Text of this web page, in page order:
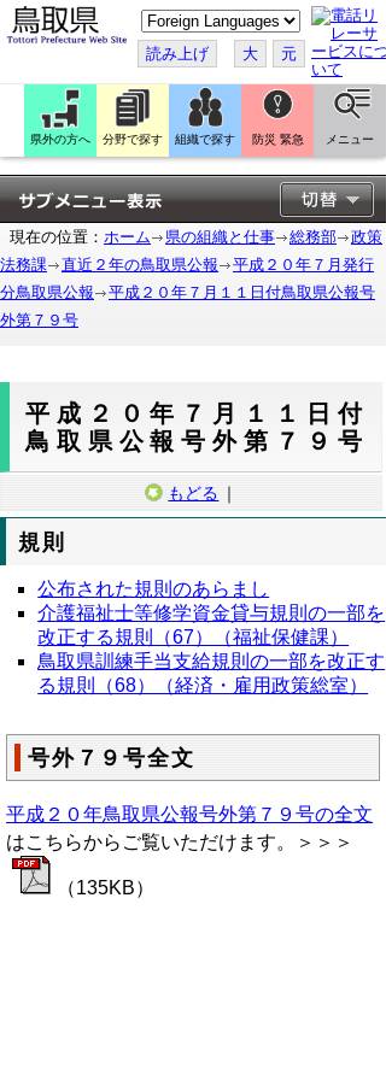
こ
の
ペ
ー
ジ
翻
訳
す
る
読み上げ 大 元
県外の方へ 分野で探す 組織で探す 防災 緊急 メニュー
現在の位置： ホーム 県の組織と仕事 総務部
政策
法務課
直近２年の鳥取県公報
平成２０年７月発行
分鳥取県公報
平成２０年７月１１日付鳥取県公報号
外第７９号
平成２０年７月１１日付
鳥取県公報号外第７９号
もどる ｜
規則
公布された規則のあらまし
介護福祉士等修学資金貸与規則の一部を
改正する規則（67）（福祉保健課）
鳥取県訓練手当支給規則の一部を改正す
る規則（68）（経済・雇用政策総室）
号外７９号全文
平成２０年鳥取県公報号外第７９号の全文
はこちらからご覧いただけます。＞＞＞
（135KB）